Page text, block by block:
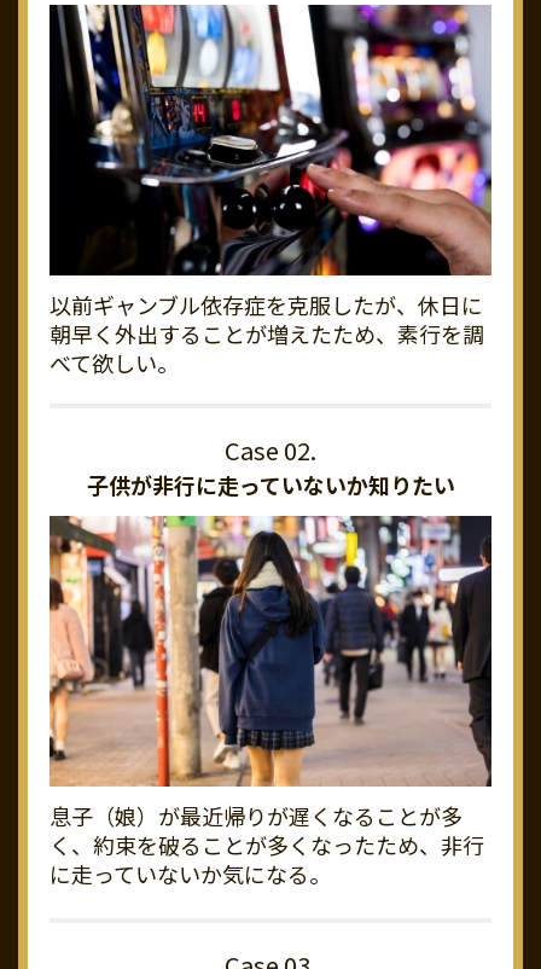
以前ギャンブル依存症を克服したが、休日に
朝早く外出することが増えたため、素行を調
べて欲しい。
子供が非行に走っていないか知りたい
息子（娘）が最近帰りが遅くなることが多
く、約束を破ることが多くなったため、非行
に走っていないか気になる。